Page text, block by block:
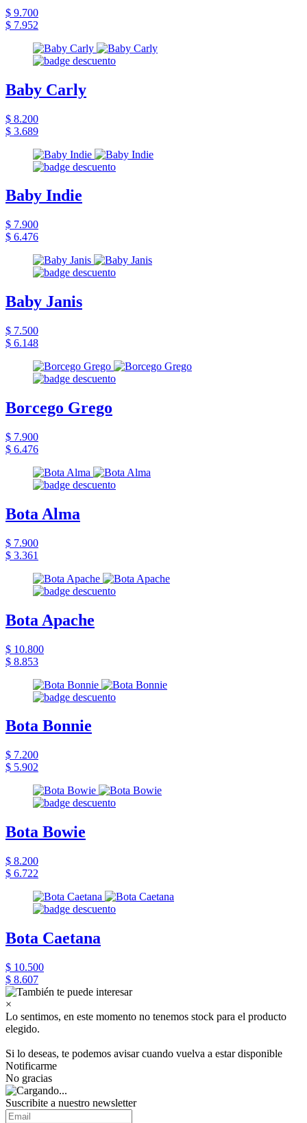
$ 9.700
$ 7.952
Baby Carly
$ 8.200
$ 3.689
Baby Indie
$ 7.900
$ 6.476
Baby Janis
$ 7.500
$ 6.148
Borcego Grego
$ 7.900
$ 6.476
Bota Alma
$ 7.900
$ 3.361
Bota Apache
$ 10.800
$ 8.853
Bota Bonnie
$ 7.200
$ 5.902
Bota Bowie
$ 8.200
$ 6.722
Bota Caetana
$ 10.500
$ 8.607
×
Lo sentimos, en este momento no tenemos stock para el producto
elegido.
Si lo deseas, te podemos avisar cuando vuelva a estar disponible
Notificarme
No gracias
Suscribite a nuestro newsletter